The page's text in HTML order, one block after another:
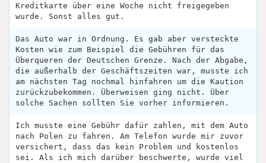
Kreditkarte über eine Woche nicht freigegeben
wurde. Sonst alles gut.
Das Auto war in Ordnung. Es gab aber versteckte
Kosten wie zum Beispiel die Gebühren für das
Überqueren der Deutschen Grenze. Nach der Abgabe,
die außerhalb der Geschäftszeiten war, musste ich
am nächsten Tag nochmal hinfahren um die Kaution
zurückzubekommen. Überweisen ging nicht. Über
solche Sachen sollten Sie vorher informieren.
Ich musste eine Gebühr dafür zahlen, mit dem Auto
nach Polen zu fahren. Am Telefon wurde mir zuvor
versichert, dass das kein Problem und kostenlos
sei. Als ich mich darüber beschwerte, wurde viel